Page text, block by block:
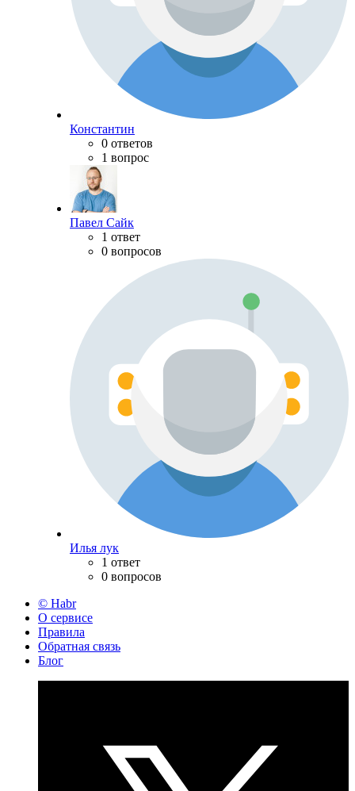
Константин
0 ответов
1 вопрос
Павел Сайк
1 ответ
0 вопросов
Илья лук
1 ответ
0 вопросов
© Habr
О сервисе
Правила
Обратная связь
Блог